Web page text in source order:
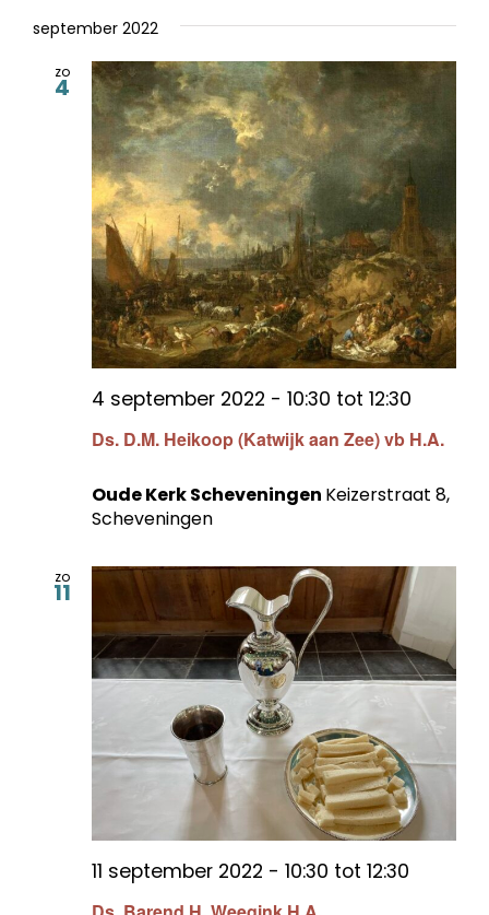
september 2022
zo
4
Ds. D.M. Heikoop (Katwijk aan Zee) vb H.A.
4 september 2022 - 10:30 tot 12:30
Oude Kerk Scheveningen Keizerstraat 8,
Scheveningen
zo
11
11 september 2022 - 10:30 tot 12:30